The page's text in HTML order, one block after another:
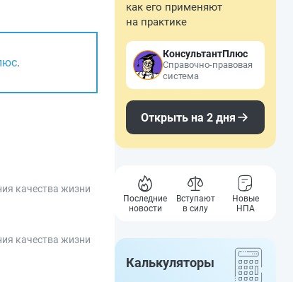
.
качества жизни
качества жизни
как его применяют
на практике
КонсультантПлюс
Справочно-правовая
система
Открыть на 2 дня
Последние
новости
Вступают
в силу
Новые
НПА
Калькуляторы